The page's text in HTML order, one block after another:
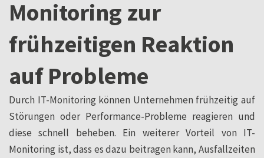
Monitoring zur
frühzeitigen Reaktion
auf Probleme
Durch IT-Monitoring können Unternehmen frühzeitig auf
Störungen oder Performance-Probleme reagieren und
diese schnell beheben. Ein weiterer Vorteil von IT-
Monitoring ist, dass es dazu beitragen kann, Ausfallzeiten